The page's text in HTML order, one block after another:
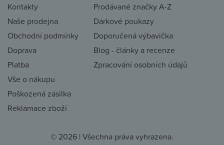
Kontakty
Naše prodejna
Obchodní podmínky
Doprava
Platba
Vše o nákupu
Poškozená zásilka
Reklamace zboží
Prodávané značky A-Z
Dárkové poukazy
Doporučená výbavička
Blog - články a recenze
Zpracování osobních údajů
© 2026 | Všechna práva vyhrazena.